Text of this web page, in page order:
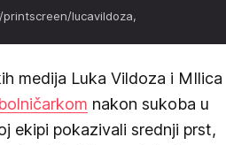
lucavildoza,
medija Luka Vildoza i MIlica
nakon sukoba u
ekipi pokazivali srednji prst,